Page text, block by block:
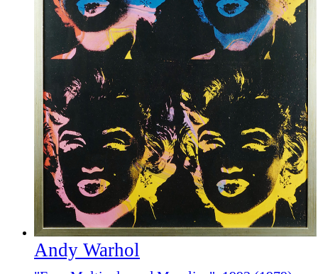
Andy Warhol